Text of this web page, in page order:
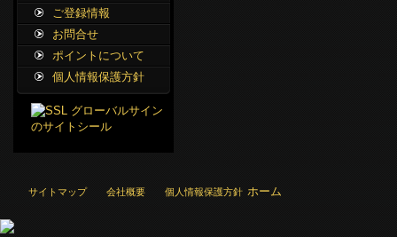
ご登録情報
お問合せ
ポイントについて
個人情報保護方針
ホーム
サイトマップ 会社概要 個人情報保護方針